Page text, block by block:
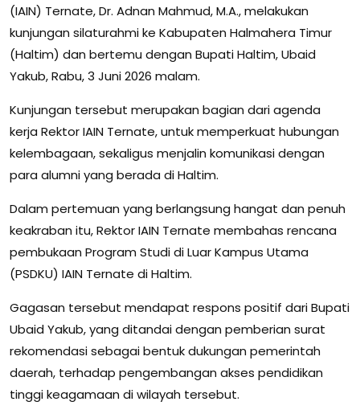
(IAIN) Ternate, Dr. Adnan Mahmud, M.A., melakukan
kunjungan silaturahmi ke Kabupaten Halmahera Timur
(Haltim) dan bertemu dengan Bupati Haltim, Ubaid
Yakub, Rabu, 3 Juni 2026 malam.
Kunjungan tersebut merupakan bagian dari agenda
kerja Rektor IAIN Ternate, untuk memperkuat hubungan
kelembagaan, sekaligus menjalin komunikasi dengan
para alumni yang berada di Haltim.
Dalam pertemuan yang berlangsung hangat dan penuh
keakraban itu, Rektor IAIN Ternate membahas rencana
pembukaan Program Studi di Luar Kampus Utama
(PSDKU) IAIN Ternate di Haltim.
Gagasan tersebut mendapat respons positif dari Bupati
Ubaid Yakub, yang ditandai dengan pemberian surat
rekomendasi sebagai bentuk dukungan pemerintah
daerah, terhadap pengembangan akses pendidikan
tinggi keagamaan di wilayah tersebut.